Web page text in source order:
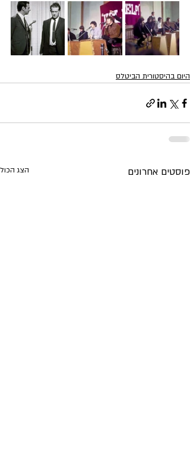
היום בהיסטורית הביטלס
פוסטים אחרונים הצג הכול